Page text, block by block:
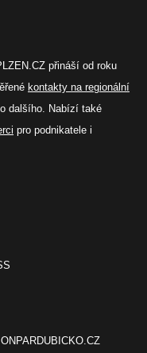
přináší od roku
kontakty na regionální
dalšího. Nabízí také
pro podnikatele i